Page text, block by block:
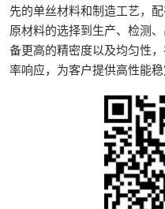
先的单丝材料和制造工艺，
原材料的选择到生产、检测
备更高的精密度以及均匀性
率响应，为客户提供高性能稳